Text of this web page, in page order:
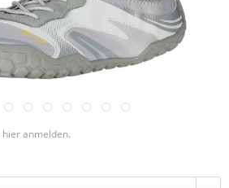
hier anmelden.